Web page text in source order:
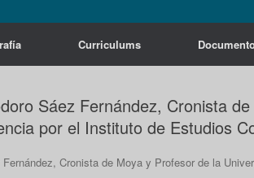
Curriculums
Sáez Fernández, Cronista
por el Instituto de Estudios
Cronista de Moya y Profesor de la